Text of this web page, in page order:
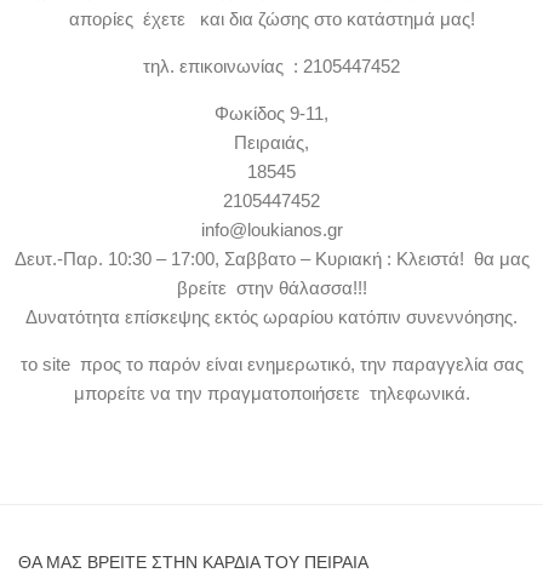
απορίες έχετε και δια ζώσης στο κατάστημά μας!
τηλ. επικοινωνίας : 2105447452
Φωκίδος 9-11,
Πειραιάς,
18545
2105447452
info@loukianos.gr
Δευτ.-Παρ. 10:30 – 17:00, Σαββατο – Κυριακή : Κλειστά! θα μας
βρείτε στην θάλασσα!!!
Δυνατότητα επίσκεψης εκτός ωραρίου κατόπιν συνεννόησης.
το site προς το παρόν είναι ενημερωτικό, την παραγγελία σας
μπορείτε να την πραγματοποιήσετε τηλεφωνικά.
ΘΑ ΜΑΣ ΒΡΕΊΤΕ ΣΤΗΝ ΚΑΡΔΙΆ ΤΟΥ ΠΕΙΡΑΙΆ